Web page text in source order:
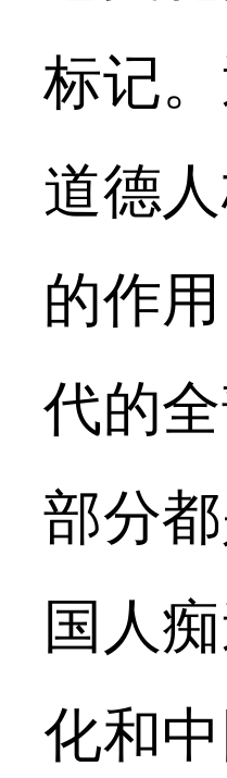
标记
道德
的作
代的
部分
国人
化和